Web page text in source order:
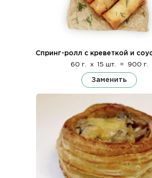
Спринг-ролл с креветкой и
60 г. x 15 шт. = 900 г.
Заменить